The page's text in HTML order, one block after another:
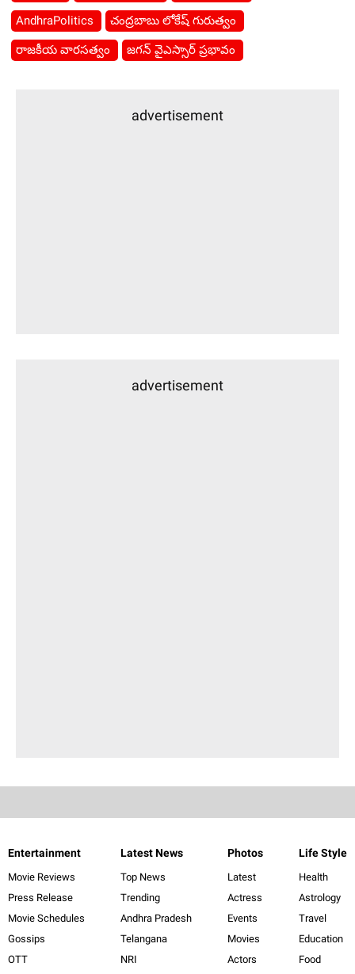
AndhraPolitics చంద్రబాబు లోకేష్ గురుత్వం
రాజకీయ వారసత్వం జగన్ వైఎస్సార్ ప్రభావం
advertisement
advertisement
Entertainment
Movie Reviews
Press Release
Movie Schedules
Gossips
OTT
Latest News
Top News
Trending
Andhra Pradesh
Telangana
NRI
Photos
Latest
Actress
Events
Movies
Actors
Life Style
Health
Astrology
Travel
Education
Food